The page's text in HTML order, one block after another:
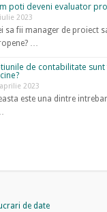
poti deveni evaluator
2023
sa fii manager de proiect
…
de contabilitate
2023
este una dintre
de date